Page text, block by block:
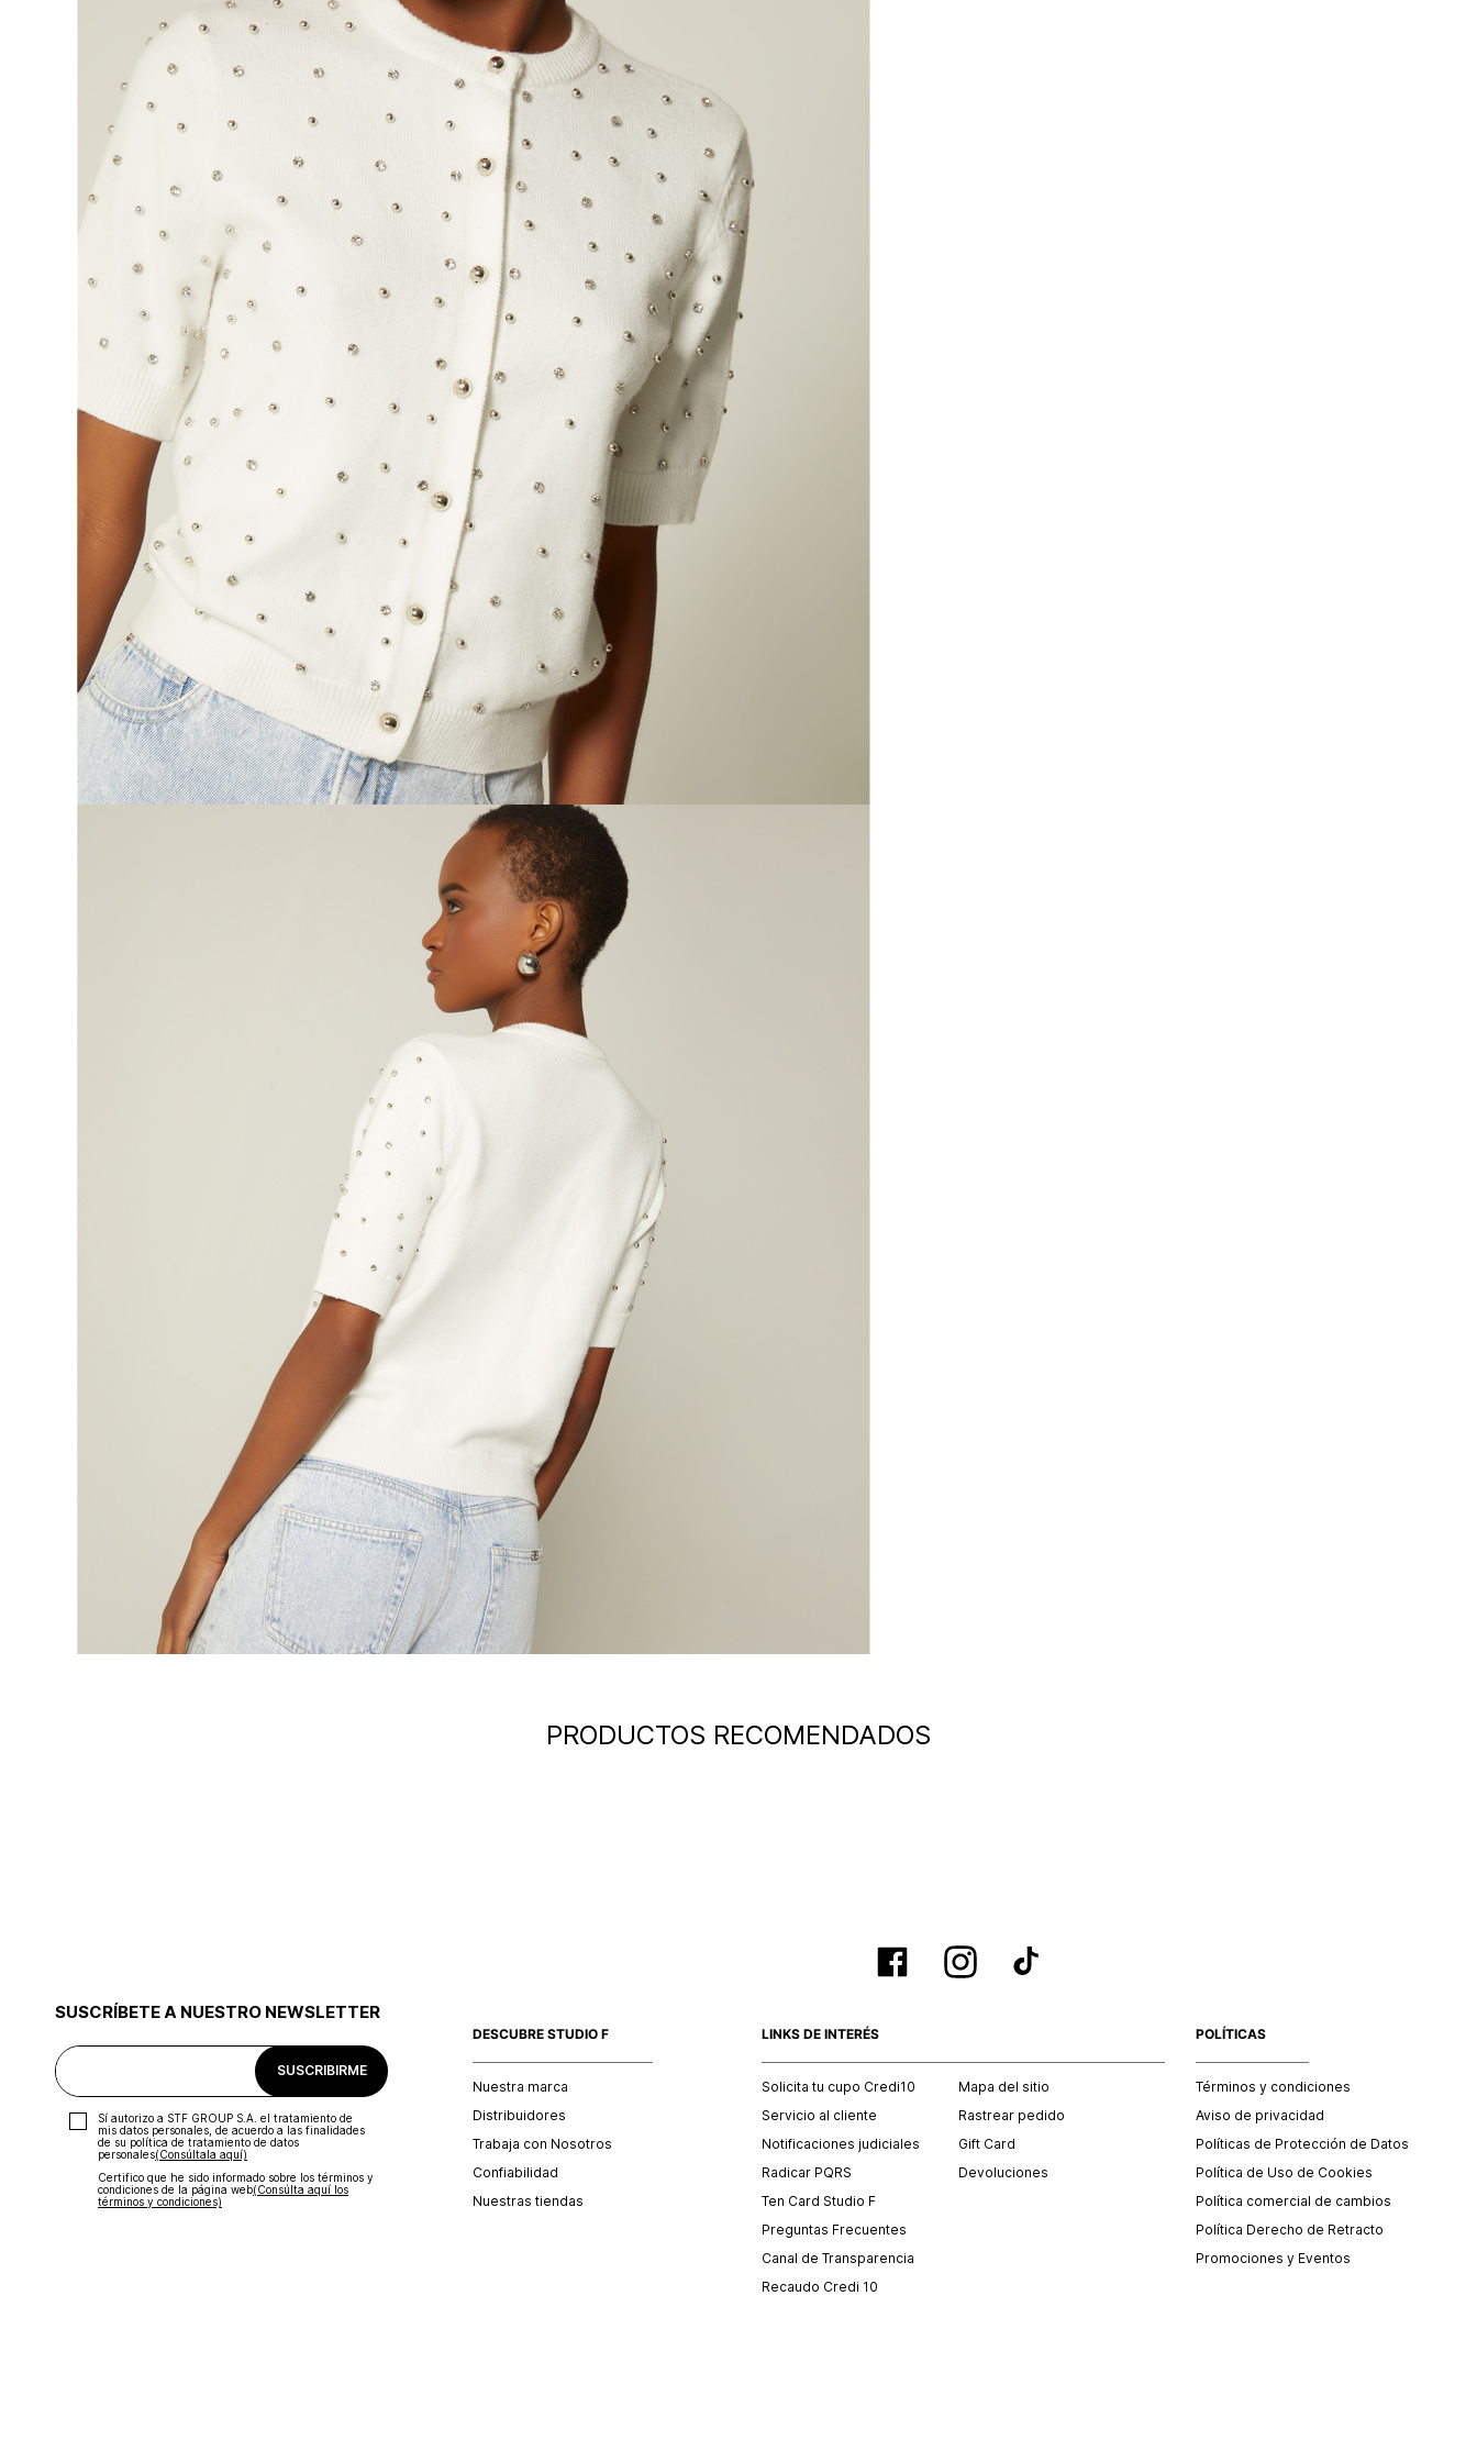
PRODUCTOS RECOMENDADOS
SUSCRÍBETE A NUESTRO NEWSLETTER
SUSCRIBIRME
Sí autorizo a STF GROUP S.A. el tratamiento de
mis datos personales, de acuerdo a las finalidades
de su política de tratamiento de datos
personales‎(Consúltala aquí)
Certifico que he sido informado sobre los términos y
condiciones de la página web‎(Consúlta aquí los
términos y condiciones)
DESCUBRE STUDIO F
Nuestra marca
Distribuidores
Trabaja con Nosotros
Confiabilidad
Nuestras tiendas
LINKS DE INTERÉS
Solicita tu cupo Credi10
Servicio al cliente
Notificaciones judiciales
Radicar PQRS
Ten Card Studio F
Preguntas Frecuentes
Canal de Transparencia
Recaudo Credi 10
Mapa del sitio
Rastrear pedido
Gift Card
Devoluciones
POLÍTICAS
Términos y condiciones
Aviso de privacidad
Políticas de Protección de Datos
Política de Uso de Cookies
Política comercial de cambios
Política Derecho de Retracto
Promociones y Eventos